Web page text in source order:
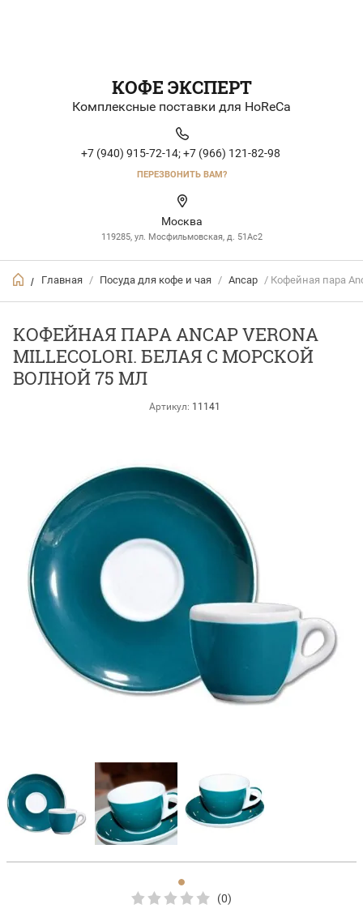
КОФЕ ЭКСПЕРТ
Комплексные поставки для HoReCa
+7 (940) 915-72-14; +7 (966) 121-82-98
ПЕРЕЗВОНИТЬ ВАМ?
Москва
119285, ул. Мосфильмовская, д. 51Ac2
/ Главная / Посуда для кофе и чая / Ancap / Кофейная пара
КОФЕЙНАЯ ПАРА ANCAP VERONA
MILLECOLORI. БЕЛАЯ С МОРСКОЙ
ВОЛНОЙ 75 МЛ
Артикул: 11141
(0)